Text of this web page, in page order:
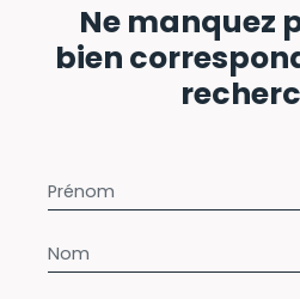
Ne manquez
bien
Prénom
Nom